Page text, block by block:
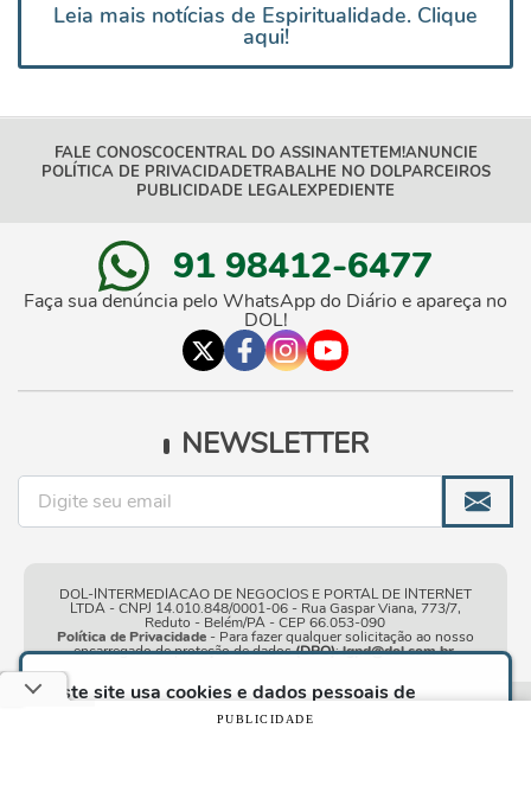
Este site usa cookies e dados pessoais de
acordo com os nossosTermos de Uso e Política
e, ao continuar navegando neste
Leia mais notícias de Espiritualidade. Clique
aqui!
FALE CONOSCOCENTRAL DO ASSINANTETEM!ANUNCIE
POLÍTICA DE PRIVACIDADETRABALHE NO DOLPARCEIROS
PUBLICIDADE LEGALEXPEDIENTE
91 98412-6477
Faça sua denúncia pelo WhatsApp do Diário e apareça no
DOL!
NEWSLETTER
DOL-INTERMEDIACAO DE NEGOCIOS E PORTAL DE INTERNET
LTDA - CNPJ 14.010.848/0001-06 - Rua Gaspar Viana, 773/7,
Reduto - Belém/PA - CEP 66.053-090
Política de Privacidade- Para fazer qualquer solicitação ao nosso
encarregado de proteção de dados(DPO):lgpd@dol.com.br.
| © Copyright 2010-2026 DOL - Diário
PUBLICIDADE